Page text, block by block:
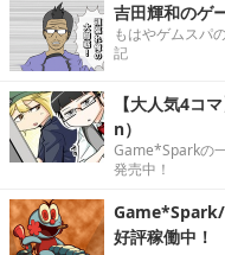
吉田輝和のゲ
もはやゲムスパ
記
【大人気4コ
n）
Game*Sparkの
発売中！
Game*Spark/
好評稼働中！